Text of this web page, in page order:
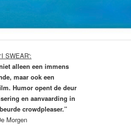
SWEAR':
alleen een immens
maar ook een
Humor opent de deur
en aanvaarding in
crowdpleaser.”
Morgen